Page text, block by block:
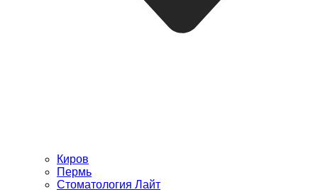
Киров
Пермь
Стоматология Лайт